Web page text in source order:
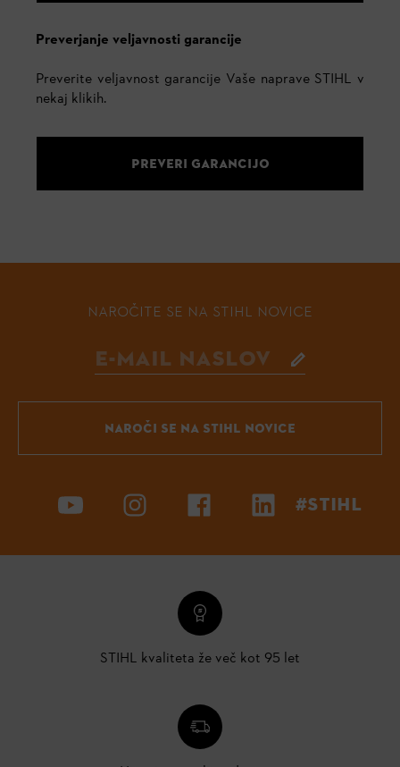
Preverjanje veljavnosti garancije
Preverite veljavnost garancije Vaše naprave STIHL v
nekaj klikih.
PREVERI GARANCIJO
NAROČITE SE NA STIHL NOVICE
NAROČI SE NA STIHL NOVICE
#STIHL
STIHL kvaliteta že več kot 95 let